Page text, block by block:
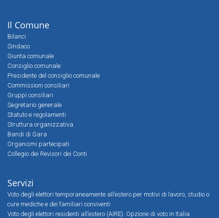
Il Comune
Bilanci
Sindaco
Giunta comunale
Consiglio comunale
Presidente del consiglio comunale
Commissioni consiliari
Gruppi consiliari
Segretario generale
Statuto e regolamenti
Struttura organizzativa
Bandi di Gara
Organismi partecipati
Collegio dei Revisori dei Conti
Servizi
Voto degli elettori temporaneamente all’estero per motivi di lavoro, studio o
cure mediche e dei familiari conviventi
Voto degli elettori residenti all’estero (AIRE). Opzione di voto in Italia